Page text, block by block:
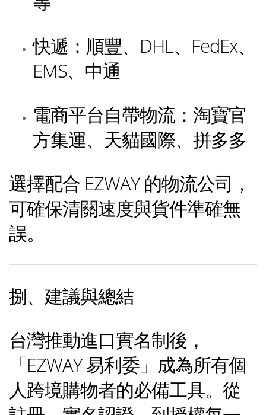
快遞：順豐、DHL、FedEx、
EMS、中通
電商平台自帶物流：淘寶官
方集運、天貓國際、拼多多
選擇配合 EZWAY 的物流公司，
可確保清關速度與貨件準確無
誤。
捌、建議與總結
台灣推動進口實名制後，
「EZWAY 易利委」成為所有個
人跨境購物者的必備工具。從